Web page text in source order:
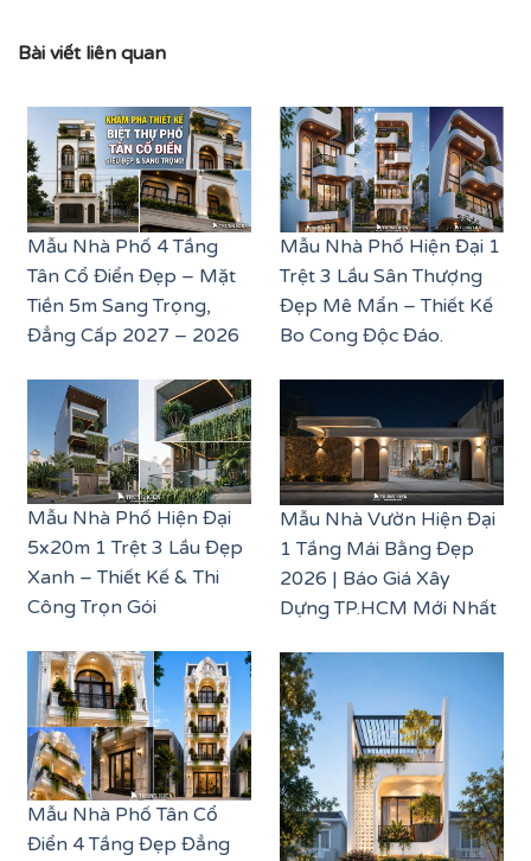
Bài viết liên quan
Mẫu Nhà Phố 4 Tầng
Tân Cổ Điển Đẹp – Mặt
Tiền 5m Sang Trọng,
Đẳng Cấp 2027 – 2026
Mẫu Nhà Phố Hiện Đại
5x20m 1 Trệt 3 Lầu Đẹp
Xanh – Thiết Kế & Thi
Công Trọn Gói
Mẫu Nhà Phố Tân Cổ
Điển 4 Tầng Đẹp Đẳng
Mẫu Nhà Phố Hiện Đại 1
Trệt 3 Lầu Sân Thượng
Đẹp Mê Mẩn – Thiết Kế
Bo Cong Độc Đáo.
Mẫu Nhà Vườn Hiện Đại
1 Tầng Mái Bằng Đẹp
2026 | Báo Giá Xây
Dựng TP.HCM Mới Nhất